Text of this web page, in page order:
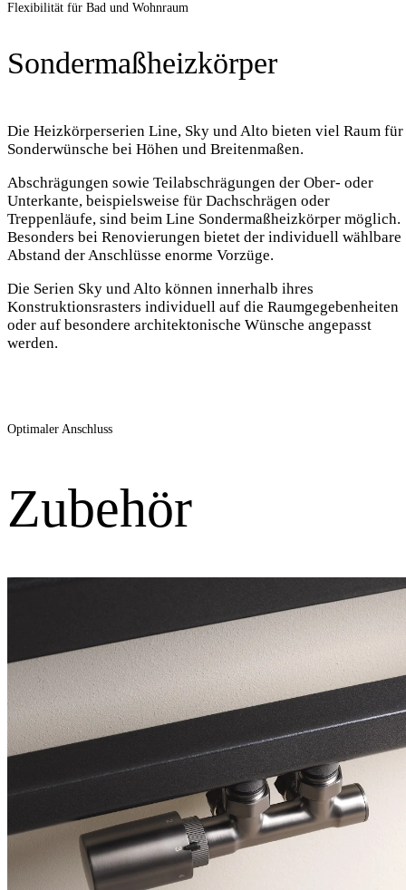
Flexibilität für Bad und Wohnraum
Sondermaßheizkörper
Die Heizkörperserien Line, Sky und Alto bieten viel Raum für
Sonderwünsche bei Höhen und Breitenmaßen.
Abschrägungen sowie Teilabschrägungen der Ober- oder
Unterkante, beispielsweise für Dachschrägen oder
Treppenläufe, sind beim Line Sondermaßheizkörper möglich.
Besonders bei Renovierungen bietet der individuell wählbare
Abstand der Anschlüsse enorme Vorzüge.
Die Serien Sky und Alto können innerhalb ihres
Konstruktionsrasters individuell auf die Raumgegebenheiten
oder auf besondere architektonische Wünsche angepasst
werden.
Optimaler Anschluss
Zubehör